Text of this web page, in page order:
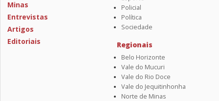
Minas
Entrevistas
Artigos
Editoriais
Policial
Política
Sociedade
Regionais
Belo Horizonte
Vale do Mucuri
Vale do Rio Doce
Vale do Jequitinhonha
Norte de Minas